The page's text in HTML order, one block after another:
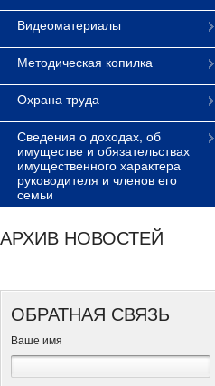
Видеоматериалы
Методическая копилка
Охрана труда
Сведения о доходах, об
имуществе и обязательствах
имущественного характера
руководителя и членов его
семьи
АРХИВ НОВОСТЕЙ
ОБРАТНАЯ СВЯЗЬ
Ваше имя